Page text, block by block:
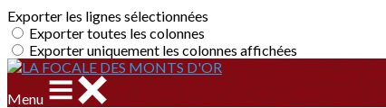
Exporter les lignes sélectionnées
Exporter toutes les colonnes
Exporter uniquement les colonnes affichées
Menu